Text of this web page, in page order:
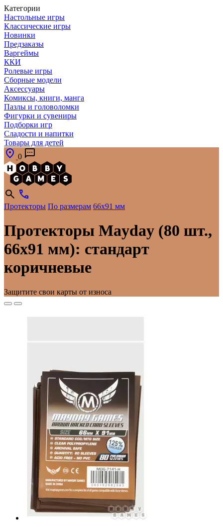
Категории
Настольные игры
Классические игры
Новинки
Предзаказы
Варгеймы
ККИ
Ролевые игры
Сборные модели
Аксессуары
Комиксы, книги, манга
Пазлы и головоломки
Фигурки и сувениры
Подборки игр
Сладости и напитки
Товары для детей
0
Протекторы По размерам 66x91 мм
Протекторы Mayday (80 шт.,
66x91 мм): стандарт
коричневые
Защитите свои карты от износа